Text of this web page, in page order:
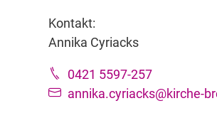
Kontakt:
Annika Cyriacks
0421 5597-257
annika.cyriacks@kirche-